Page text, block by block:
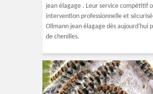
jean élagage . Leur service compétitif
intervention professionnelle et
Ollmann jean élagage dès
de chenilles.